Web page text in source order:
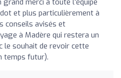
et plus particulièrement à
conseils avisés et
à Madère qui restera un
le souhait de revoir cette
temps futur).